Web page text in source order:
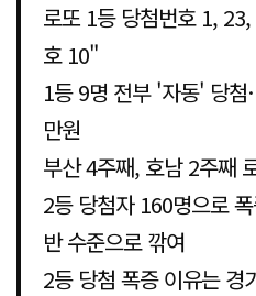
로또 1등 당첨번호 1,
호 10"
1등 9명 전부 '자동' 당
만원
부산 4주째, 호남 2주째
2등 당첨자 160명으로
반 수준으로 깎여
2등 당첨 폭증 이유는 경